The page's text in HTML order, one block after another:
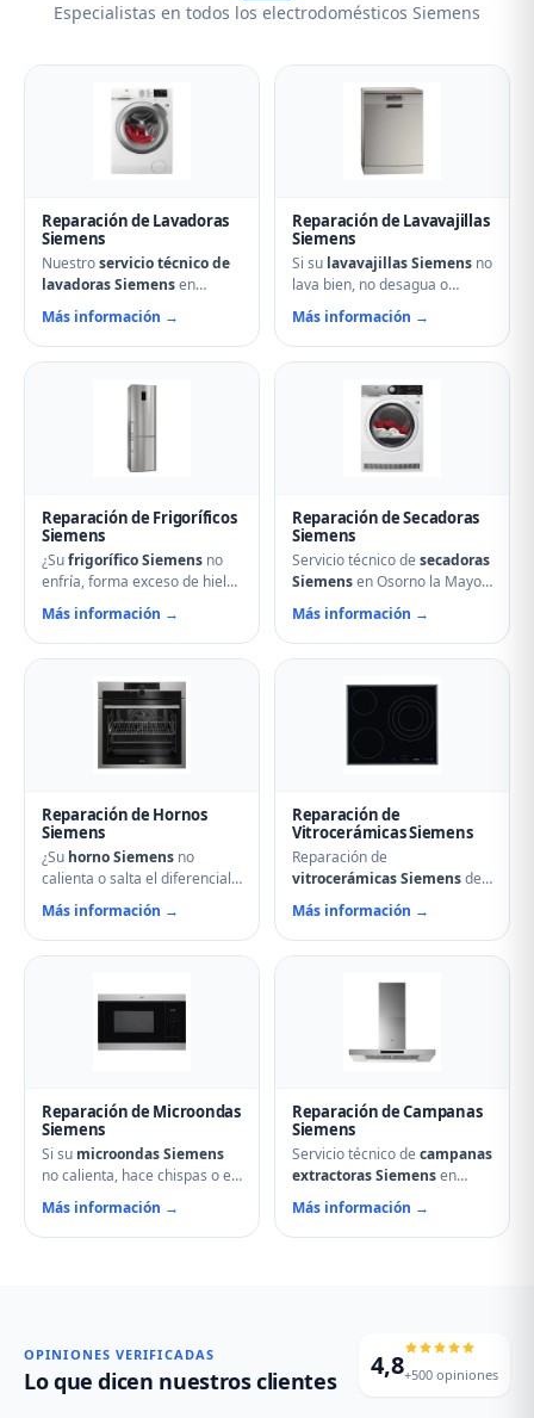
Especialistas en todos los electrodomésticos Siemens
Reparación de Lavadoras
Siemens
Nuestroservicio técnico de
lavadoras Siemensen
Osorno la Mayor soluciona
cualquier avería: problemas
de centrifugado, fugas de
en el arranque o problemas
especializados con repuestos
originales Siemens y
reparación el mismo día.
Más información →
Reparación de Lavavajillas
Siemens
Si su lavavajillas Siemens no
lava bien, no desagua o
muestra errores en el display,
nuestro servicio técnico en
Osorno la Mayor puede
aspersores obstruidos,
bombas de desagüe,
problemas de secado y fallos
electrónicos con piezas
Más información →
Reparación de Frigoríficos
Siemens
¿Sufrigorífico Siemens no
enfría, forma exceso de hielo
o hace ruidos extraños?
Nuestros técnicos en Osorno
la Mayor reparan
sistemas No Frost, fugas de
gas refrigerante y problemas
de descarche. Servicio
urgente para evitar pérdida
de alimentos.
Más información →
Reparación de Secadoras
Siemens
Servicio técnico de secadoras
Siemensen Osorno la Mayor.
Reparamos problemas de
calentamiento, tambor que no
gira, termostatos de
averiados y fallos en el
secado. Mantenimiento
preventivo y limpieza de
filtros incluido en la visita.
Más información →
Reparación de Hornos
Siemens
¿Su horno Siemens no
calienta o salta el diferencial?
Nuestro servicio técnico en
Osorno la Mayor repara
resistencias, ventiladores,
Especialistas en hornos
multifunción, pirolíticos y de
vapor Siemens.
Más información →
Reparación de
Vitrocerámicas Siemens
Reparación de
vitrocerámicas Siemensde
inducción y de cocción en
Osorno la Mayor.
Solucionamos fuegos que no
mandos que no responden,
fallos en módulos de
inducción y problemas de
regulación de temperatura.
Más información →
Reparación de Microondas
Siemens
Si su microondas Siemens
no calienta, hace chispas o el
plato no gira, contacte con
nuestro servicio técnico en
Osorno la Mayor. Reparamos
Más información →
Reparación de Campanas
Siemens
Servicio técnico de campanas
extractoras Siemensen
Osorno la Mayor. Reparamos
motores, problemas de
aspiración, filtros de carbón
profesional de su campana.
Más información →
OPINIONES VERIFICADAS
Lo que dicen nuestros clientes 4,8+500 opiniones